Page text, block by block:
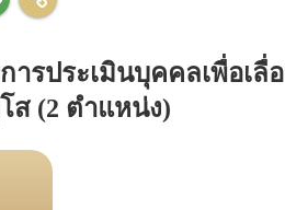
รประเมินบุคคลเพื่อเ
ส (2 ตำแหน่ง)